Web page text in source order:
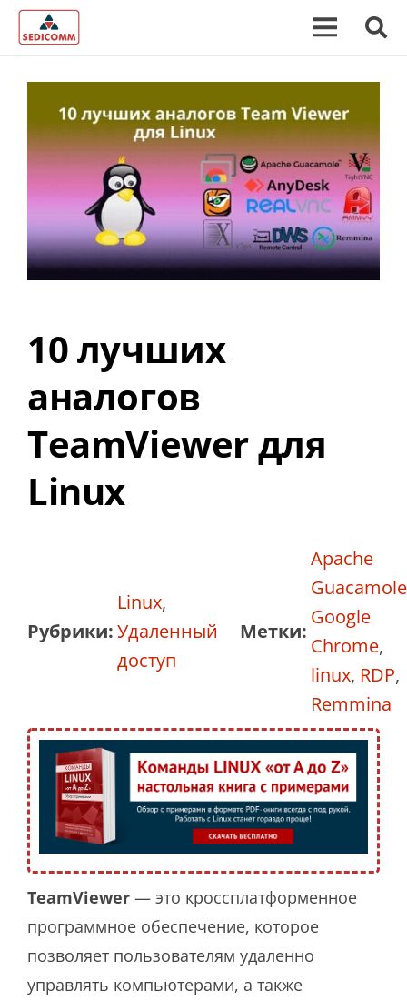
10 лучших
аналогов
TeamViewer для
Linux
Рубрики:
Linux,
Удаленный
доступ
Метки:
Apache
Guacamole
Google
Chrome,
linux, RDP,
Remmina
TeamViewer — это кроссплатформенное
программное обеспечение, которое
позволяет пользователям удаленно
управлять компьютерами, а также